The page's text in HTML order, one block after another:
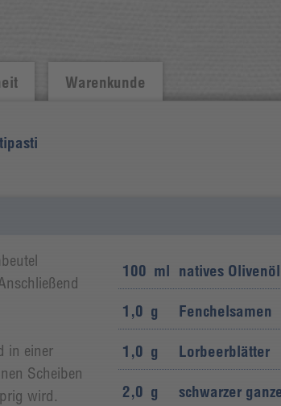
Warenkunde
100 ml natives Olivenöl
1,0 g Fenchelsamen
1,0 g Lorbeerblätter
2,0 g schwarzer
in einer
Scheiben
wird.